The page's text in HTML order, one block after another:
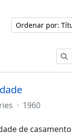
Ordenar por:
· 1960
de